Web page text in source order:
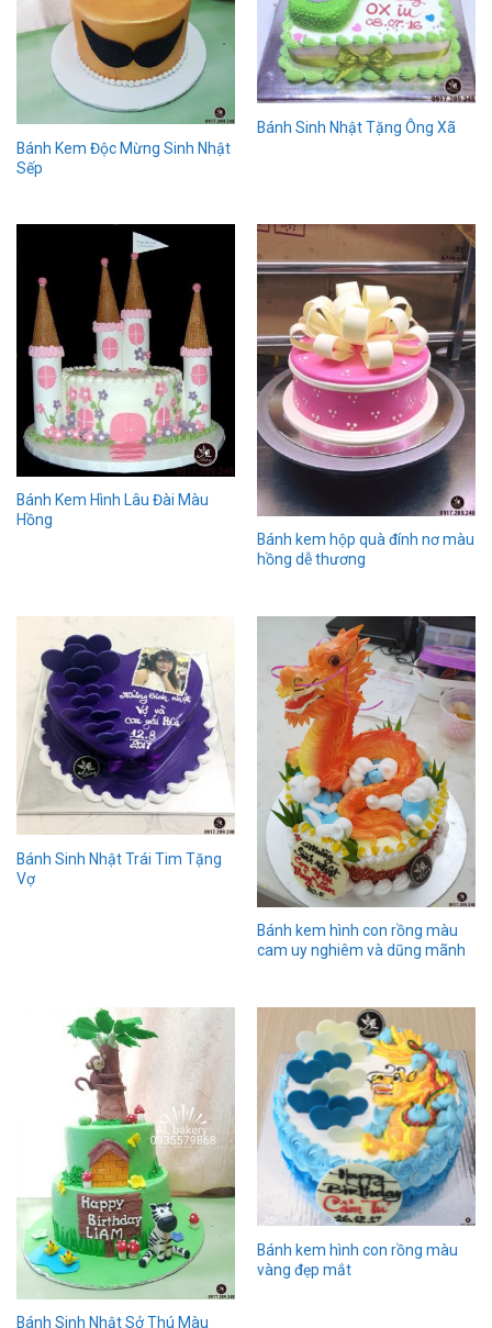
Bánh Kem Độc Mừng Sinh Nhật
Sếp
Bánh Sinh Nhật Tặng Ông Xã
Bánh Kem Hình Lâu Đài Màu
Hồng
Bánh kem hộp quà đính nơ màu
hồng dễ thương
Bánh Sinh Nhật Trái Tim Tặng
Vợ
Bánh kem hình con rồng màu
cam uy nghiêm và dũng mãnh
Bánh Sinh Nhật Sở Thú Màu
Bánh kem hình con rồng màu
vàng đẹp mắt